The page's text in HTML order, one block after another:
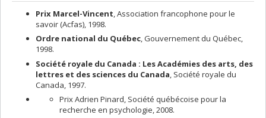
Prix Marcel-Vincent, Association francophone pour le
savoir (Acfas), 1998.
Ordre national du Québec, Gouvernement du Québec,
1998.
Société royale du Canada : Les Académies des arts, des
lettres et des sciences du Canada, Société royale du
Canada, 1997.
Prix Adrien Pinard, Société québécoise pour la
recherche en psychologie, 2008.